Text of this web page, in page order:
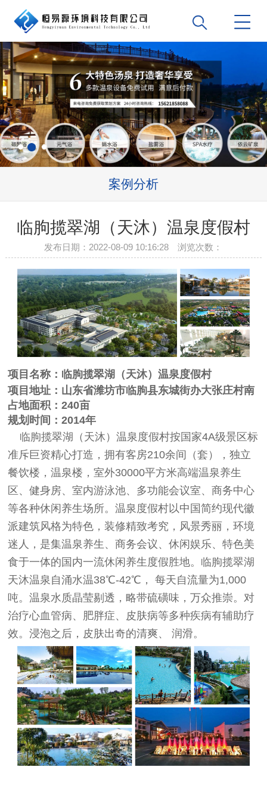
案例分析
临朐揽翠湖（天沐）温泉度假村
发布日期：2022-08-09 10:16:28 浏览次数：
项目名称：临朐揽翠湖（天沐）温泉度假村
项目地址：山东省潍坊市临朐县东城街办大张庄村南
占地面积：240亩
规划时间：2014年
临朐揽翠湖（天沐）温泉度假村按国家4A级景区标
准斥巨资精心打造，拥有客房210余间（套），独立
餐饮楼，温泉楼，室外30000平方米高端温泉养生
区、健身房、室内游泳池、多功能会议室、商务中心
等各种休闲养生场所。温泉度假村以中国简约现代徽
派建筑风格为特色，装修精致考究，风景秀丽，环境
迷人，是集温泉养生、商务会议、休闲娱乐、特色美
食于一体的国内一流休闲养生度假胜地。临朐揽翠湖
天沐温泉自涌水温38℃-42℃， 每天自流量为1,000
吨。温泉水质晶莹剔透，略带硫磺味，万众推崇。对
治疗心血管病、肥胖症、皮肤病等多种疾病有辅助疗
效。浸泡之后，皮肤出奇的清爽、 润滑。